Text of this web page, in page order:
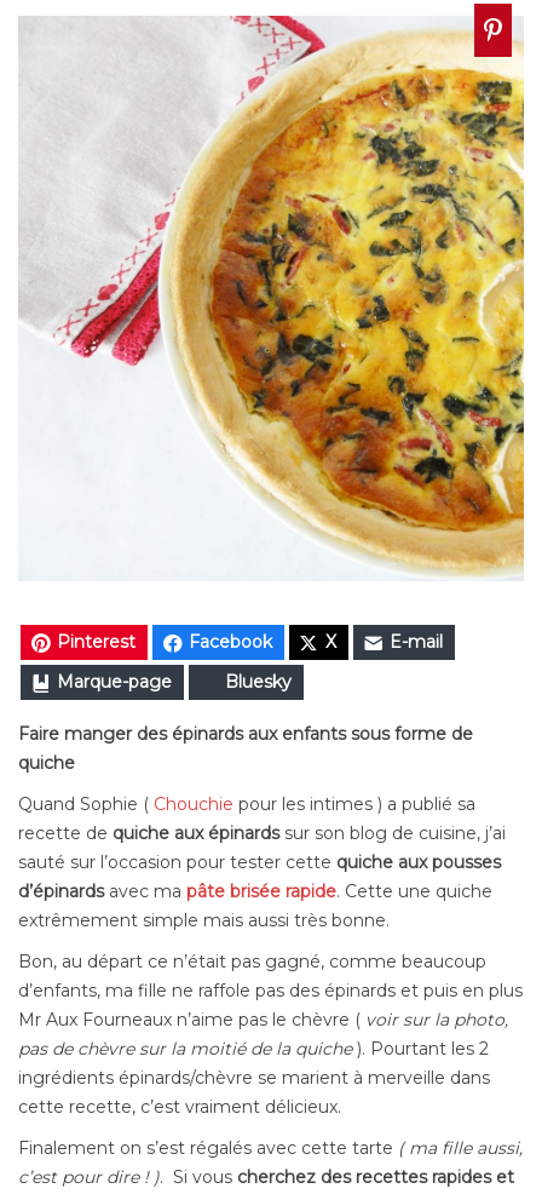
Pinterest Facebook X
E-mail
Marque-page
Bluesky
Faire manger des épinards aux enfants sous forme de
quiche
Quand Sophie ( Chouchie pour les intimes ) a publié sa
recette de quiche aux épinardssur son blog de cuisine, j’ai
sauté sur l’occasion pour tester cette quiche aux pousses
d’épinardsavec ma pâte brisée rapide. Cette une quiche
extrêmement simple mais aussi très bonne.
Bon, au départ ce n’était pas gagné, comme beaucoup
d’enfants, ma fille ne raffole pas des épinards et puis en plus
Mr Aux Fourneaux n’aime pas le chèvre ( voir sur la photo,
pas de chèvre sur la moitié de la quiche). Pourtant les 2
ingrédients épinards/chèvre se marient à merveille dans
cette recette, c’est vraiment délicieux.
Finalement on s’est régalés avec cette tarte ( ma fille aussi,
c’est pour dire ! ). Si vous cherchez des recettes rapides et